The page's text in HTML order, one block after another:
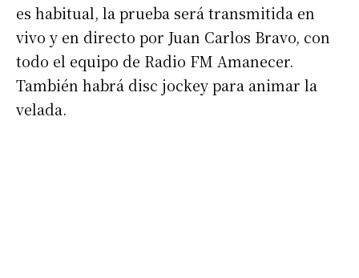
es habitual, la prueba será transmitida en
vivo y en directo por Juan Carlos Bravo, con
todo el equipo de Radio FM Amanecer.
También habrá disc jockey para animar la
velada.